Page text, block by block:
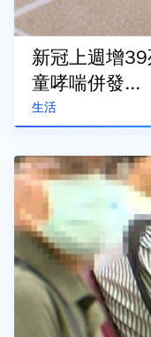
生活
新冠上週增
童哮喘併發...